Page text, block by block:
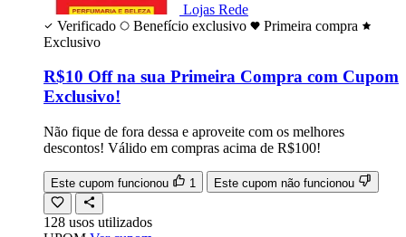
Lojas Rede
Verificado
Benefício exclusivo
Primeira compra
Exclusivo
R$10 Off na sua Primeira Compra com Cupom
Exclusivo!
Não fique de fora dessa e aproveite com os melhores
descontos! Válido em compras acima de R$100!
Este cupom funcionou 1 Este cupom não funcionou
128 usos utilizados